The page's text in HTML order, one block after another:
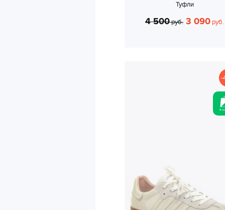
Туфли
4 500руб. 3 090 руб.
-